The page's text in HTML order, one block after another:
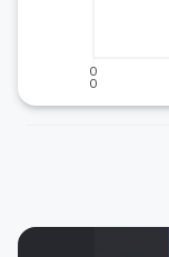
0
0